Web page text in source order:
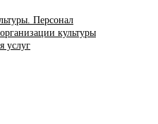
Персонал
культуры
услуг